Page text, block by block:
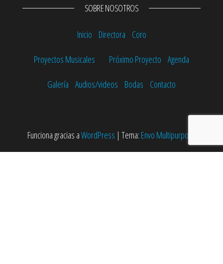
SOBRE NOSOTROS
Inicio Directora Coro
Proyectos Musicales Próximo Proyecto Agenda
Galería Audios/videos Bodas Contacto
Funciona gracias aWordPress | Tema: Envo Multipurpose